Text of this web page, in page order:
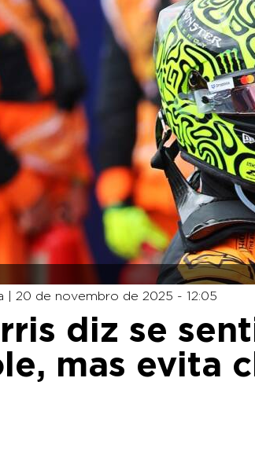
| 20 de novembro de 2025 - 12:05
diz se
mas evita